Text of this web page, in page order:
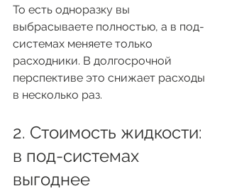
То есть одноразку вы
выбрасываете полностью, а в под-
системах меняете только
расходники. В долгосрочной
перспективе это снижает расходы
в несколько раз.
2. Стоимость жидкости:
в под-системах
выгоднее